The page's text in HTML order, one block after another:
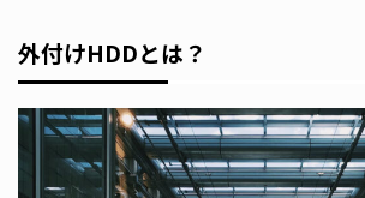
外付けHDDとは？